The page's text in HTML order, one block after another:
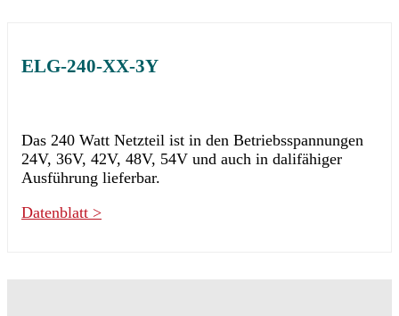
ELG-240-XX-3Y
Das 240 Watt Netzteil ist in den Betriebsspannungen
24V, 36V, 42V, 48V, 54V und auch in dalifähiger
Ausführung lieferbar.
Datenblatt >